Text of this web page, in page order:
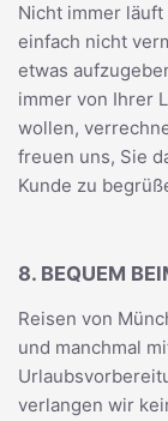
Nicht immer läuft
einfach nicht
etwas
immer von Ihrer
wollen,
freuen uns, Sie
Kunde zu
8. BEQUEM
Reisen von
und manchmal
verlangen wir